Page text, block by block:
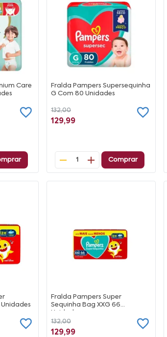
Care
Fralda Pampers Supersequinha
G Com 80 Unidades
132,00
129,99
1 Comprar
Fralda Pampers Super
Sequinha Bag XXG 66
Unidades
132,00
129,99